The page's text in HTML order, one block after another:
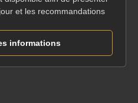
et les recommandations
informations